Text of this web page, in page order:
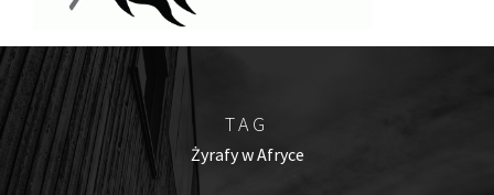
TAG
Żyrafy w Afryce